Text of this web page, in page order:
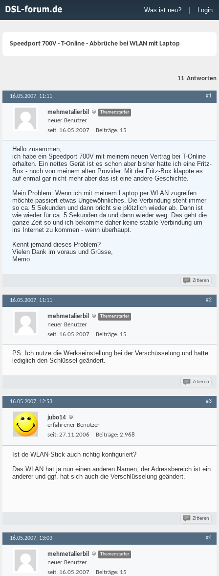
Was ist neu? Login
Speedport 700V - T-Online - Abbrüche bei WLAN mit Laptop
11 Antworten
16.05.2007, 11:11 #1
mehmetalierbil Themenstarter
neuer Benutzer
seit: 16.05.2007 Beiträge: 15
Hallo zusammen,
ich habe ein Speedport 700V mit meinem neuen Vertrag bei T-Online
erhalten. Ein nettes Gerät ist es schon aber bisher hatte ich eine Fritz-
Box - noch von meinem alten Provider. Mit der Fritz-Box klappte es
auf enmal gar nicht mehr aber das ist eine andere Geschichte.
Mein Problem: Wenn ich mit meinem Laptop per WLAN zugreifen
möchte passiert etwas Ungewöhnliches. Die Verbindung steht immer
so ca. 5 Sekunden und dann bricht sie plötzlich wieder ab. Dann ist
wie wieder für ca. 5 Sekunden da und dann wieder weg. Das geht die
ganze Zeit so und ich bekomme daher keine stabile Verbindung um
ins Internet zu kommen - wenn überhaupt.
Kennt jemand dieses Problem?
Vielen Dank im voraus und Grüsse,
Memo
Zitieren
16.05.2007, 11:11 #2
mehmetalierbil Themenstarter
neuer Benutzer
seit: 16.05.2007 Beiträge: 15
PS: Ich nutze die Werkseinstellung bei der Verschüsselung und hatte
lediglich den Schlüssel geändert.
Zitieren
16.05.2007, 12:53 #3
jubo14
erfahrener Benutzer
seit: 27.11.2006 Beiträge: 2.968
Ist de WLAN-Stick auch richtig konfiguriert?
Das WLAN hat ja nun einen anderen Namen, der Adressbereich ist ein
anderer und ggf. hat sich auch die Verschlüsselung geändert.
Zitieren
16.05.2007, 13:03 #4
mehmetalierbil Themenstarter
neuer Benutzer
seit: 16.05.2007 Beiträge: 15